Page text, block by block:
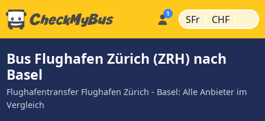
SFr | CHF |
Bus Flughafen Zürich (ZRH) nach
Basel
Flughafentransfer Flughafen Zürich - Basel: Alle Anbieter im
Vergleich